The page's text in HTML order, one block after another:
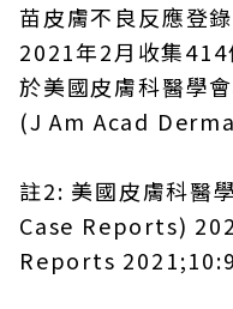
苗皮膚不良反應登
2021年2月收集414
於美國皮膚科醫學
(J Am Acad
註2: 美國皮膚科醫
Case Reports)
Reports